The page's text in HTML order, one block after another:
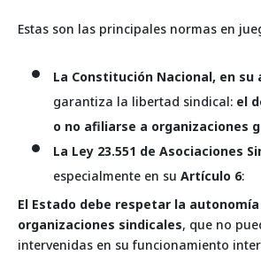
Estas son las principales normas en
La Constitución Nacional, en su
garantiza la libertad sindical: el
o no afiliarse a organizaciones
La Ley 23.551 de Asociaciones
especialmente en su Artículo 6:
El Estado debe respetar la
organizaciones sindicales, que no
intervenidas en su funcionamiento